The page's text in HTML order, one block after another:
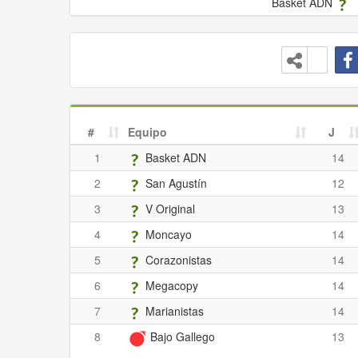
# Equipo
J
1
Basket ADN
14
2
San Agustín
12
3
V Original
13
4
Moncayo
14
5
Corazonistas
14
6
Megacopy
14
7
Marianistas
14
8
Bajo Gallego 13